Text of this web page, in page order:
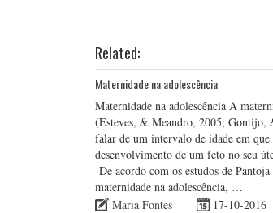
Related:
Maternidade na adolescência
Maternidade na adolescência A
(Esteves, & Meandro, 2005; Gontijo,
falar de um intervalo de idade em que
desenvolvimento de um feto no seu
De acordo com os estudos de
maternidade na adolescência, …
Maria Fontes
17-10-2016